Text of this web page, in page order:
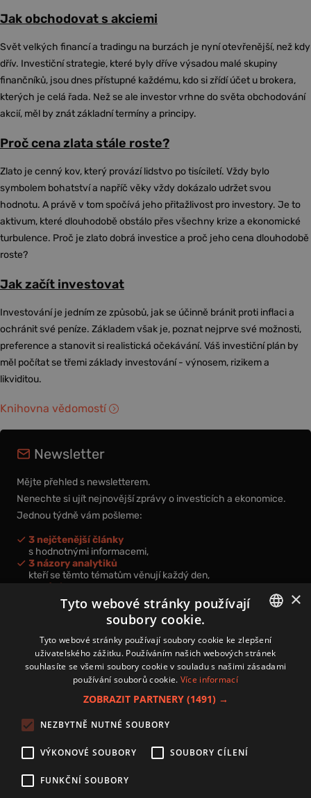
Jak obchodovat s akciemi
Svět velkých financí a tradingu na burzách je nyní otevřenější, než kdy
dřív. Investiční strategie, které byly dříve výsadou malé skupiny
finančníků, jsou dnes přístupné každému, kdo si zřídí účet u brokera,
kterých je celá řada. Než se ale investor vrhne do světa obchodování
akcií, měl by znát základní termíny a principy.
Proč cena zlata stále roste?
Zlato je cenný kov, který provází lidstvo po tisíciletí. Vždy bylo
symbolem bohatství a napříč věky vždy dokázalo udržet svou
hodnotu. A právě v tom spočívá jeho přitažlivost pro investory. Je to
aktivum, které dlouhodobě obstálo přes všechny krize a ekonomické
turbulence. Proč je zlato dobrá investice a proč jeho cena dlouhodobě
roste?
Jak začít investovat
Investování je jedním ze způsobů, jak se účinně bránit proti inflaci a
ochránit své peníze. Základem však je, poznat nejprve své možnosti,
preference a stanovit si realistická očekávání. Váš investiční plán by
měl počítat se třemi základy investování - výnosem, rizikem a
likviditou.
Knihovna vědomostí
Newsletter
Mějte přehled s newsletterem.
Nenechte si ujít nejnovější zprávy o investicích a ekonomice.
Jednou týdně vám pošleme:
3 nejčtenější články
s hodnotnými informacemi,
3 názory analytiků
kteří se těmto tématům věnují každý den,
nová videa a podcasty
k prohloubení vašich znalostí.
Přihlášením k newsletteru vyjadřujete svůj souhlas spodmínkami
zpracování osobních údajů.
Zásady používání souborů cookies
Autoři
Nastavení cookies
CZECH
×
Tyto webové stránky používají
soubory cookie.
Tyto webové stránky používají soubory cookie ke zlepšení
uživatelského zážitku. Používáním našich webových stránek
souhlasíte se všemi soubory cookie v souladu s našimi zásadami
používání souborů cookie. Více informací
ZOBRAZIT PARTNERY (1491) →
NEZBYTNĚ NUTNÉ SOUBORY
VÝKONOVÉ SOUBORY SOUBORY CÍLENÍ
FUNKČNÍ SOUBORY